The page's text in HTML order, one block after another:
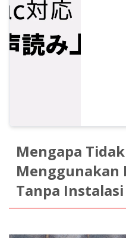
Mengapa
Menggunakan
Tanpa